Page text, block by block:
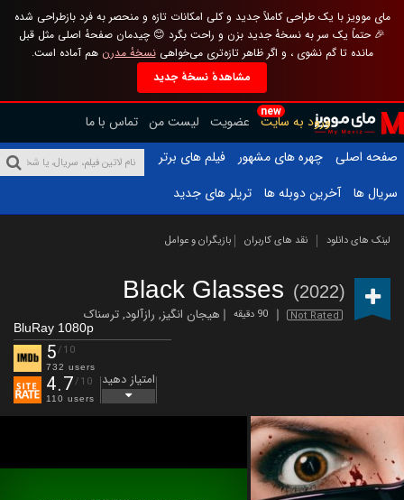
مای موویز با یک طراحی کاملاً جدید و کلی امکانات تازه و منحصر به فرد بازطراحی شده
🎉 حتماً یک سر به نسخهٔ جدید بزن و راحت بگرد 😊 چیدمان صفحهٔ اصلی مثل قبل
مانده تا گم نشوی ، و اگر ظاهر تازه‌تری می‌خواهینسخهٔ مدرن هم آماده است.
مشاهدهٔ نسخهٔ جدید
new
ورود به سایت عضویت لیست من تماس با ما
صفحه اصلی
چهره های مشهور
فیلم های برتر
سریال ها
آخرین دوبله ها تریلر های جدید
لینک های دانلود نقد های کاربران بازیگران و عوامل
Black Glasses (2022)
Not Rated 90 دقیقه هیجان انگیز, رازآلود,ترسناک
BluRay 1080p
5/10
732 users
4.7/10
110 users
امتیاز دهید